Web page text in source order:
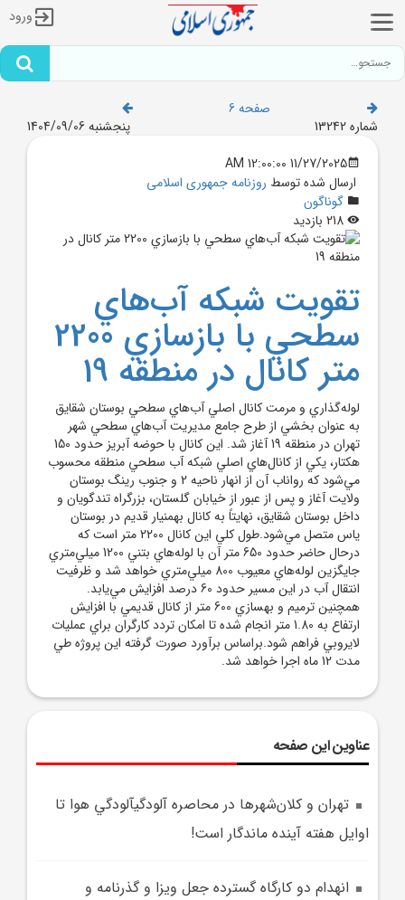
ورود
صفحه 6
شماره 13242
پنجشنبه 1404/09/06
11/27/2025 12:00:00 AM
ارسال شده توسط روزنامه جمهوری اسلامی
گوناگون
تقويت شبکه آب‌هاي
سطحي با بازسازي 2200
متر کانال در منطقه 19
لوله‌گذاري و مرمت کانال اصلي آب‌هاي سطحي بوستان شقايق
به عنوان بخشي از طرح جامع مديريت آب‌هاي سطحي شهر
تهران در منطقه 19 آغاز شد. اين کانال با حوضه آبريز حدود 150
هکتار، يکي از کانال‌هاي اصلي شبکه آب سطحي منطقه محسوب
مي‌شود که رواناب آن از انهار ناحيه 2 و جنوب رينگ بوستان
ولايت آغاز و پس از عبور از خيابان گلستان، بزرگراه تندگويان و
داخل بوستان شقايق، نهايتاً به کانال بهمنيار قديم در بوستان
ياس متصل مي‌شود.طول کلي اين کانال 2200 متر است که
درحال حاضر حدود 650 متر آن با لوله‌هاي بتني 1200 ميلي‌متري
جايگزين لوله‌هاي معيوب 800 ميلي‌متري خواهد شد و ظرفيت
انتقال آب در اين مسير حدود 60 درصد افزايش مي‌يابد.
همچنين ترميم و بهسازي 600 متر از کانال قديمي با افزايش
ارتفاع به 1.80 متر انجام شده تا امکان تردد کارگران براي عمليات
لايروبي فراهم شود.براساس برآورد صورت گرفته اين پروژه طي
مدت 12 ماه اجرا خواهد شد.
عناوین این صفحه
تهران و کلان‌شهر‌ها در محاصره آلودگيآلودگي هوا تا
اوايل هفته آينده ماندگار است!
انهدام دو کارگاه گسترده جعل ويزا و گذرنامه و